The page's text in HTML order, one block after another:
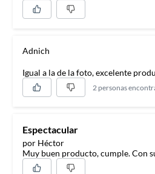
Adnich
Igual a la de la foto, excelente
2 personas
Espectacular
por Héctor
Muy buen producto, cumple. Con